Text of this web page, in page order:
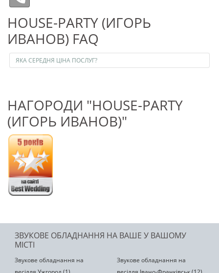
HOUSE-PARTY (ИГОРЬ
ИВАНОВ) FAQ
ЯКА СЕРЕДНЯ ЦІНА ПОСЛУГ?
НАГОРОДИ "HOUSE-PARTY
(ИГОРЬ ИВАНОВ)"
ЗВУКОВЕ ОБЛАДНАННЯ НА ВАШЕ У ВАШОМУ
МІСТІ
Звукове обладнання на
Звукове обладнання на